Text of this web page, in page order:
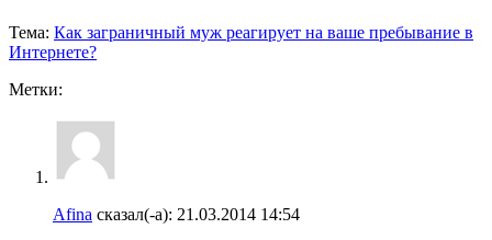
Тема: Как заграничный муж реагирует на ваше пребывание в
Интернете?
Метки:
Afina сказал(-а): 21.03.2014 14:54